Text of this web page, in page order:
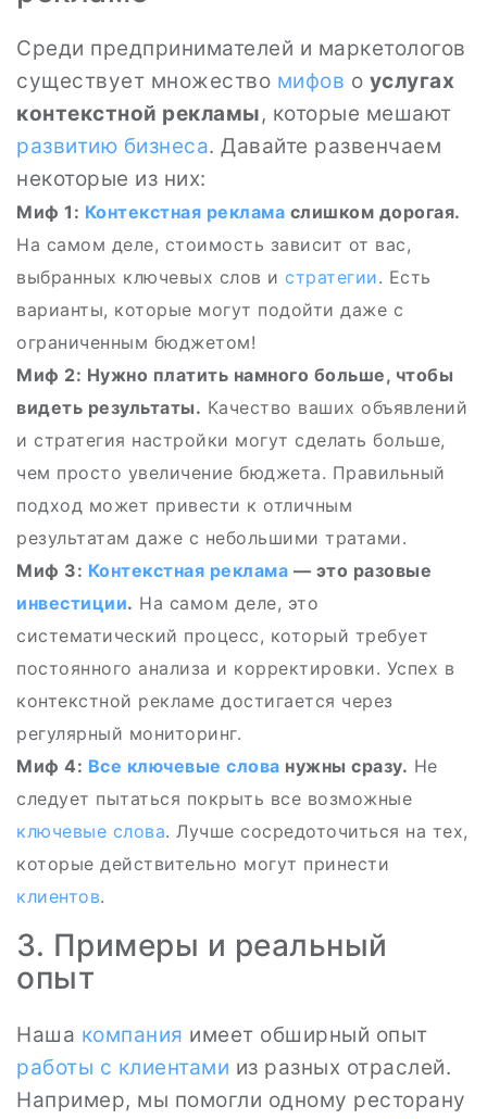
Среди предпринимателей и маркетологов
существует множество мифов о услугах
контекстной рекламы, которые мешают
развитию бизнеса. Давайте развенчаем
некоторые из них:
Миф 1: Контекстная реклама слишком дорогая.
На самом деле, стоимость зависит от вас,
выбранных ключевых слов и стратегии. Есть
варианты, которые могут подойти даже с
ограниченным бюджетом!
Миф 2: Нужно платить намного больше, чтобы
видеть результаты. Качество ваших объявлений
и стратегия настройки могут сделать больше,
чем просто увеличение бюджета. Правильный
подход может привести к отличным
результатам даже с небольшими тратами.
Миф 3: Контекстная реклама — это разовые
инвестиции. На самом деле, это
систематический процесс, который требует
постоянного анализа и корректировки. Успех в
контекстной рекламе достигается через
регулярный мониторинг.
Миф 4: Все ключевые слова нужны сразу. Не
следует пытаться покрыть все возможные
ключевые слова. Лучше сосредоточиться на тех,
которые действительно могут принести
клиентов.
3. Примеры и реальный
опыт
Наша компания имеет обширный опыт
работы с клиентами из разных отраслей.
Например, мы помогли одному ресторану